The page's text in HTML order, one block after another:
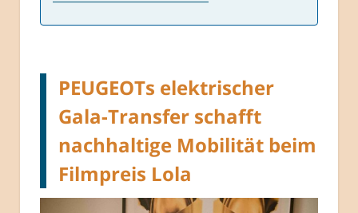
PEUGEOTs elektrischer
Gala-Transfer schafft
nachhaltige Mobilität beim
Filmpreis Lola